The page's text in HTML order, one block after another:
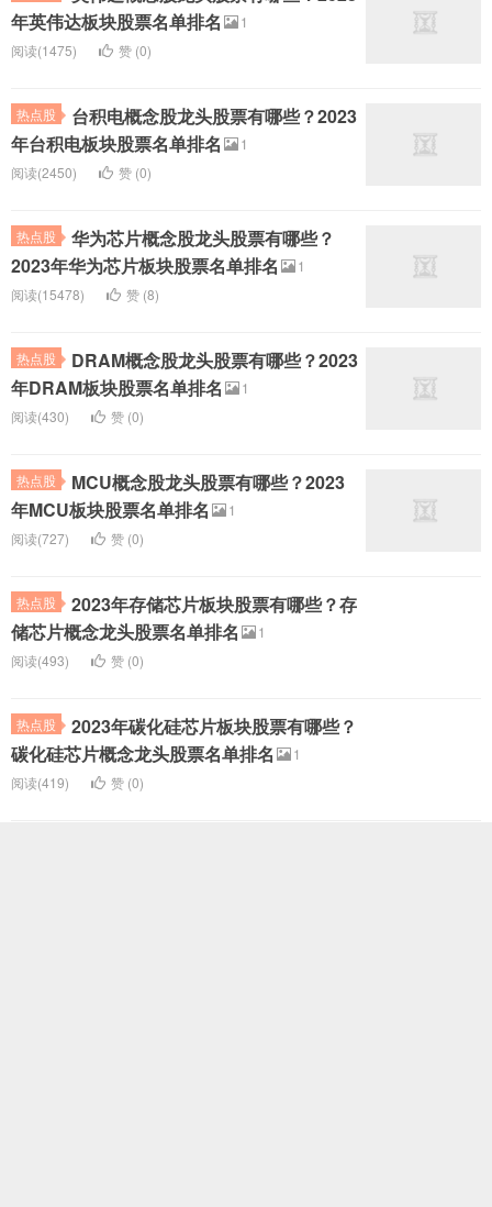
年英伟达板块股票名单排名
1
阅读(1475)
赞 (0)
热点股
台积电概念股龙头股票有哪些？2023
年台积电板块股票名单排名
1
阅读(2450)
赞 (0)
热点股
华为芯片概念股龙头股票有哪些？
2023年华为芯片板块股票名单排名
1
阅读(15478)
赞 (8)
热点股
DRAM概念股龙头股票有哪些？2023
年DRAM板块股票名单排名
1
阅读(430)
赞 (0)
热点股
MCU概念股龙头股票有哪些？2023
年MCU板块股票名单排名
1
阅读(727)
赞 (0)
热点股
2023年存储芯片板块股票有哪些？存
储芯片概念龙头股票名单排名
1
阅读(493)
赞 (0)
热点股
2023年碳化硅芯片板块股票有哪些？
碳化硅芯片概念龙头股票名单排名
1
阅读(419)
赞 (0)